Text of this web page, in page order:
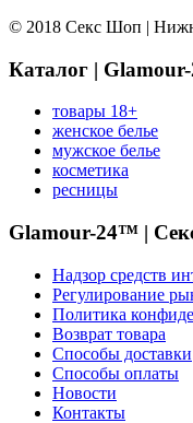
© 2018 Секс Шоп |
Каталог |
товары 18+
женское белье
мужское белье
косметика
ресницы
Glamour-24™ |
Надзор средств
Регулирование
Политика
Возврат товара
Способы доставки
Способы оплаты
Новости
Контакты